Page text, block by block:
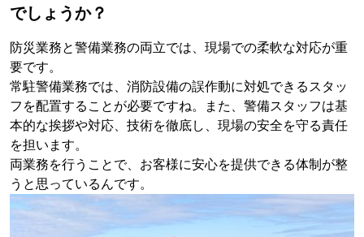
でしょうか？
防災業務と警備業務の両立では、現場での柔軟な対応が重
要です。
常駐警備業務では、消防設備の誤作動に対処できるスタッ
フを配置することが必要ですね。また、警備スタッフは基
本的な挨拶や対応、技術を徹底し、現場の安全を守る責任
を担います。
両業務を行うことで、お客様に安心を提供できる体制が整
うと思っているんです。